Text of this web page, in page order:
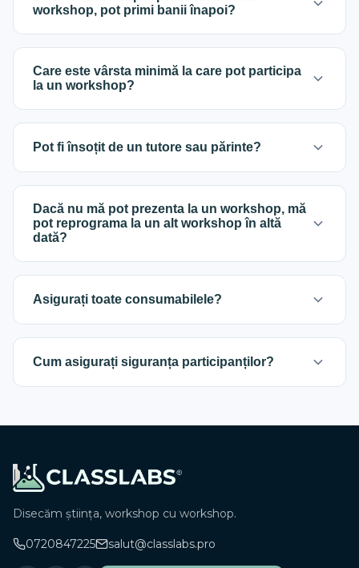
workshop, pot primi banii înapoi?
prezentare, dacă renunțarea se anunță în scris pe
Care este vârsta minimă la care pot participa
la un workshop?
obligatorie.
Pot fi însoțit de un tutore sau părinte?
nevoie de rezervarea și plata unui loc.
Dacă nu mă pot prezenta la un workshop, mă
pot reprograma la un alt workshop în altă
dată?
reprograma la un alt workshop din aceeași
săptămână, în limita locurilor disponibile.
Asigurați toate consumabilele?
workshop.
Cum asigurați siguranța participanților?
Disecăm știința, workshop cu workshop.
0720847225 salut@classlabs.pro